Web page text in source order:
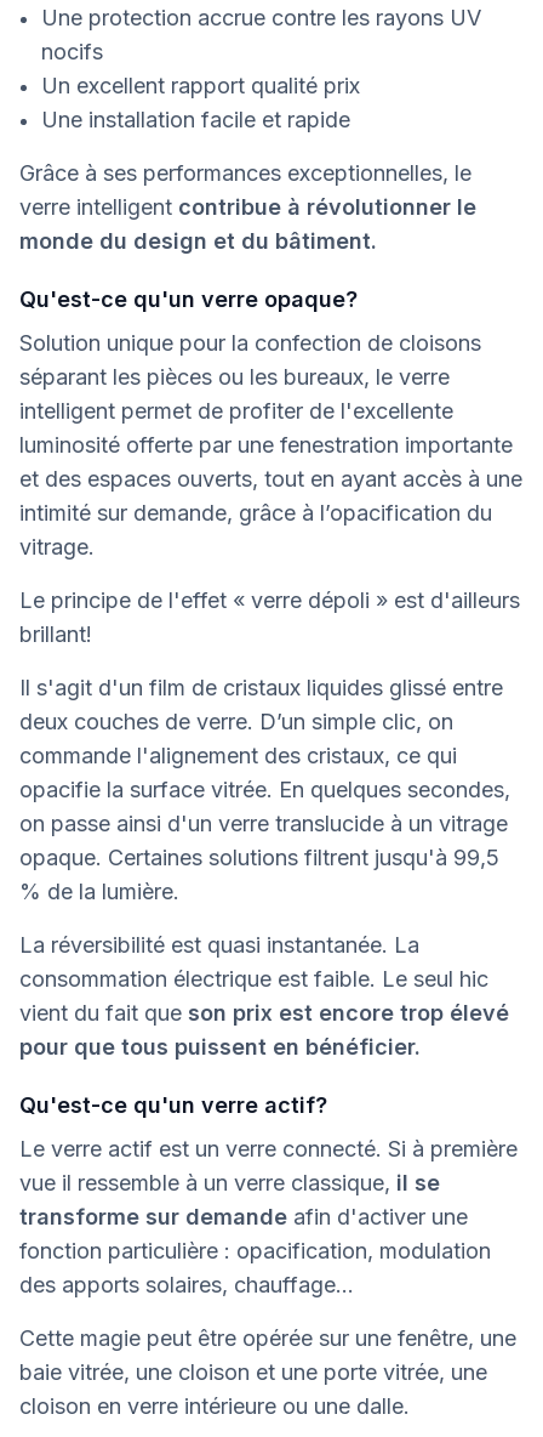
Une protection accrue contre les rayons UV
nocifs
Un excellent rapport qualité prix
Une installation facile et rapide
Grâce à ses performances exceptionnelles, le
verre intelligent contribue à révolutionner le
monde du design et du bâtiment.
Qu'est-ce qu'un verre opaque?
Solution unique pour la confection de cloisons
séparant les pièces ou les bureaux, le verre
intelligent permet de profiter de l'excellente
luminosité offerte par une fenestration importante
et des espaces ouverts, tout en ayant accès à une
intimité sur demande, grâce à l’opacification du
vitrage.
Le principe de l'effet « verre dépoli » est d'ailleurs
brillant!
Il s'agit d'un film de cristaux liquides glissé entre
deux couches de verre. D’un simple clic, on
commande l'alignement des cristaux, ce qui
opacifie la surface vitrée. En quelques secondes,
on passe ainsi d'un verre translucide à un vitrage
opaque. Certaines solutions filtrent jusqu'à 99,5
% de la lumière.
La réversibilité est quasi instantanée. La
consommation électrique est faible. Le seul hic
vient du fait que son prix est encore trop élevé
pour que tous puissent en bénéficier.
Qu'est-ce qu'un verre actif?
Le verre actif est un verre connecté. Si à première
vue il ressemble à un verre classique, il se
transforme sur demande afin d'activer une
fonction particulière : opacification, modulation
des apports solaires, chauffage...
Cette magie peut être opérée sur une fenêtre, une
baie vitrée, une cloison et une porte vitrée, une
cloison en verre intérieure ou une dalle.